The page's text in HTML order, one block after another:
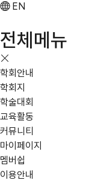
EN
전체메뉴
학회안내
학회지
학술대회
교육활동
커뮤니티
마이페이지
멤버쉽
이용안내